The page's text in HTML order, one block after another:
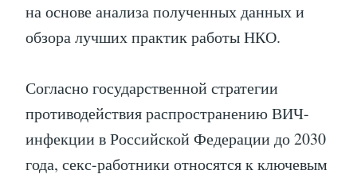
на основе анализа полученных данных и
обзора лучших практик работы НКО.
Согласно государственной стратегии
противодействия распространению ВИЧ-
инфекции в Российской Федерации до 2030
года, секс-работники относятся к ключевым